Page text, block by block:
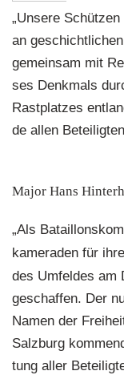
„Unsere
an
gemeinsam mit
ses Denkmals
Rastplatzes
de allen
Major Hans
„Als
kameraden für
des Umfeldes am
geschaffen. Der
Namen der
Salzburg
tung aller